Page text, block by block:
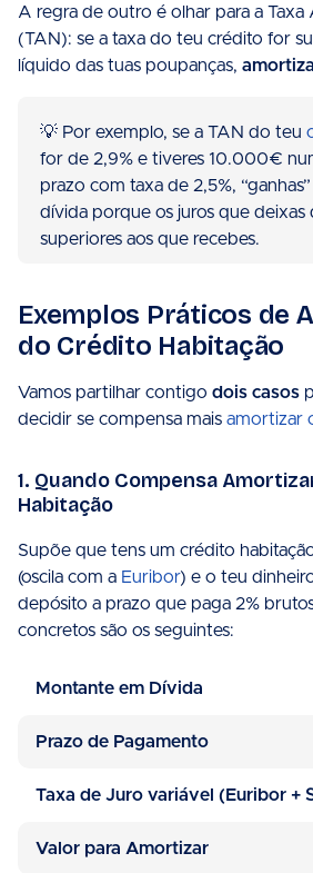
A regra de outro é olhar para a Taxa
(TAN): se a taxa do teu crédito for
líquido das tuas poupanças,
💡 Por exemplo, se a TAN do teu
for de 2,9% e tiveres 10.000€
prazo com taxa de 2,5%,
dívida porque os juros que deixas
superiores aos que recebes.
Exemplos Práticos de
do Crédito Habitação
Vamos partilhar contigo dois casos
decidir se compensa mais amortizar
1. Quando Compensa
Habitação
Supõe que tens um crédito
(oscila com a Euribor) e o teu
depósito a prazo que paga 2%
concretos são os seguintes:
Montante em Dívida
Prazo de Pagamento
Taxa de Juro variável (Euribor +
Valor para Amortizar